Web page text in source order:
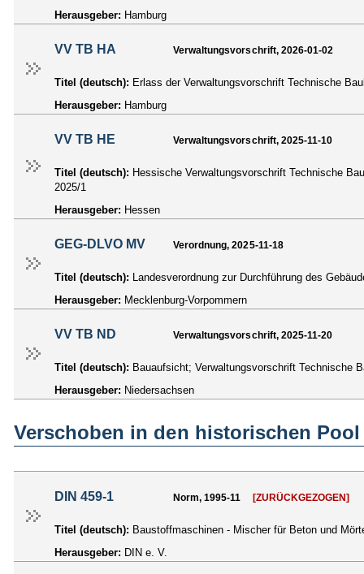
Herausgeber: Hamburg
VV TB HA Verwaltungsvorschrift, 2026-01-02
Titel (deutsch): Erlass der Verwaltungsvorschrift Technische
Herausgeber: Hamburg
VV TB HE Verwaltungsvorschrift, 2025-11-10
Titel (deutsch): Hessische Verwaltungsvorschrift Technische
2025/1
Herausgeber: Hessen
GEG-DLVO MV Verordnung, 2025-11-18
Titel (deutsch): Landesverordnung zur Durchführung des
Herausgeber: Mecklenburg-Vorpommern
VV TB ND Verwaltungsvorschrift, 2025-11-20
Titel (deutsch): Bauaufsicht; Verwaltungsvorschrift Technische
Herausgeber: Niedersachsen
Verschoben in den historischen Pool
DIN 459-1 Norm, 1995-11 [ZURÜCKGEZOGEN]
Titel (deutsch): Baustoffmaschinen - Mischer für Beton und
Herausgeber: DIN e. V.